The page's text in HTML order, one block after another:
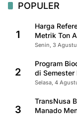
POPULER
1
Harga
Metrik Ton
Senin, 3
2
Program
di Semester
Selasa, 4
3
TransNusa
Manado